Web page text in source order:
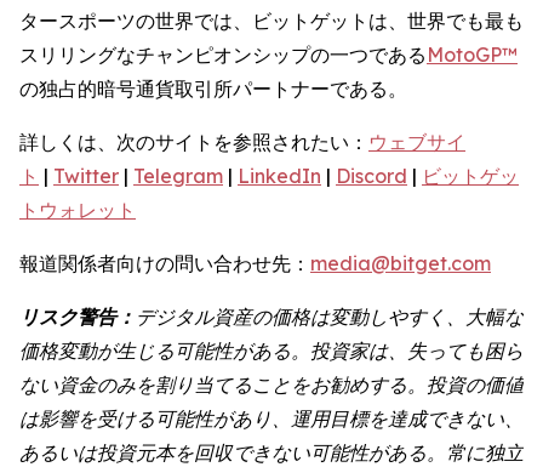
タースポーツの世界では、ビットゲットは、世界でも最も
スリリングなチャンピオンシップの一つである MotoGP™
の独占的暗号通貨取引所パートナーである。
詳しくは、次のサイトを参照されたい： ウェブサイ
ト | Twitter | Telegram | LinkedIn | Discord | ビットゲッ
トウォレット
報道関係者向けの問い合わせ先： media@bitget.com
リスク警告： デジタル資産の価格は変動しやすく、大幅な
価格変動が生じる可能性がある。投資家は、失っても困ら
ない資金のみを割り当てることをお勧めする。投資の価値
は影響を受ける可能性があり、運用目標を達成できない、
あるいは投資元本を回収できない可能性がある。常に独立